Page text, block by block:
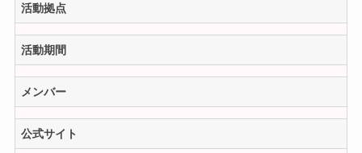
活動拠点
活動期間
メンバー
公式サイト